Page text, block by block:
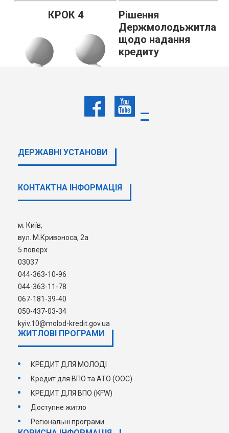
КРОК 4
Рішення
Держмолодьжитла
щодо надання
кредиту
1. [Кредитний договір
28.06.2024 року, протокол №
4. Договори страхування
НЕХАЙ НАСТУПНИМ КРОКОМ СТАНЕ
КРОК ДО ЩАСЛИВОГО ЖИТТЯ У
ДЕРЖАВНI УСТАНОВИ
КОНТАКТНА ІНФОРМАЦІЯ
м. Київ,
вул. М.Кривоноса, 2а
5 поверх
03037
044-363-10-96
044-363-11-78
067-181-39-40
050-437-03-34
kyiv.10@molod-kredit.gov.ua
ЖИТЛОВІ ПРОГРАМИ
КРЕДИТ ДЛЯ МОЛОДІ
Кредит для ВПО та АТО (ООС)
КРЕДИТ ДЛЯ ВПО (KFW)
Доступне житло
Регіональні програми